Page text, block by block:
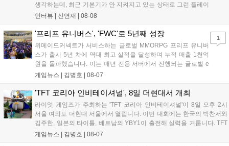
생각하는데, 최근 기본기가 안 지켜지고 있는 상태로 그런 플레이
를 추구하다 보니까 팀적으로 안 좋은 사고가 계속 많이 났던 것
LoL 챔피언스 코리아(LCK)'...
인터뷰 | 신연재 | 08-08
'프리프 유니버스', 'FWC'로 5년째 성장
위메이드커넥트가 서비스하는 글로벌 MMORPG 프리프 유니버
스가 출시 5년 차에 역대 최고 실적을 달성하며 누적 매출 1천억
원을 돌파했습니다. 이는 매년 전용 서버에서 진행되는 글로벌 e
스포츠 대회 FWC의 영향이 큽니다. FWC는 이용자가 동일한 조
은 전년 대비 매출과 이용자 지표가 대폭 상승하는 성과를 냈습니
FWC 그랜드 파이널이 개최될 예정이며, 위메이드커넥트는 이를
통해 커뮤니티 중심의 장기 성장 모델을 지속할 방침입니다....
게임뉴스 | 김병호 | 08-07
1
'TFT 코리아 인비테이셔널', 8일 더현대서 개최
라이엇 게임즈가 주최하는 'TFT 코리아 인비테이셔널'이 8일 오후 2시
서울 여의도 더현대 서울에서 열립니다. 이번 대회에는 한국의 박찬서와
김주한, 일본의 타이틀, 베트남의 YBY1이 출전해 실력을 겨룹니다. TFT
는 소속팀 없이 개인 자격으로 참가하는 독특한 대회 구조를 가지며, 누
게임뉴스 | 김병호 | 08-07